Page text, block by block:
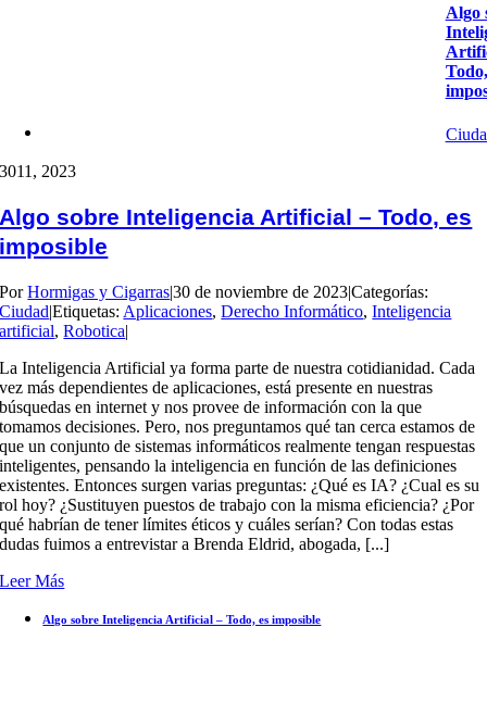
Algo
3011, 2023
Algo sobre Inteligencia Artificial – Todo, es
imposible
PorHormigas y Cigarras|30 de noviembre de 2023|Categorías:
Ciudad|Etiquetas: Aplicaciones,Derecho Informático,Inteligencia
artificial,Robotica|
La Inteligencia Artificial ya forma parte de nuestra cotidianidad. Cada
vez más dependientes de aplicaciones, está presente en nuestras
búsquedas en internet y nos provee de información con la que
tomamos decisiones. Pero, nos preguntamos qué tan cerca estamos de
que un conjunto de sistemas informáticos realmente tengan respuestas
inteligentes, pensando la inteligencia en función de las definiciones
existentes. Entonces surgen varias preguntas: ¿Qué es IA? ¿Cual es su
rol hoy? ¿Sustituyen puestos de trabajo con la misma eficiencia? ¿Por
qué habrían de tener límites éticos y cuáles serían? Con todas estas
dudas fuimos a entrevistar a Brenda Eldrid, abogada, [...]
Leer Más
Algo sobre Inteligencia Artificial – Todo, es imposible